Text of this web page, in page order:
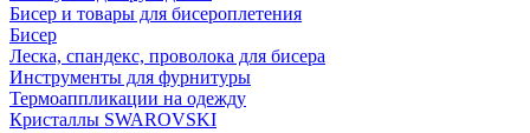
Бисер и товары для бисероплетения
Бисер
Леска, спандекс, проволока для бисера
Инструменты для фурнитуры
Термоаппликации на одежду
Кристаллы SWAROVSKI